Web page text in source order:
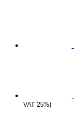
VAT 25%)